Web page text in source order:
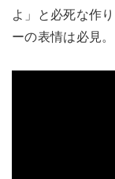
よ」と必死な作
ーの表情は必見。